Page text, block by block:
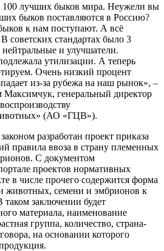
100 лучших быков мира. Неужели вы
быков поставляются в Россию?
к нам поступают. А всё
советских стандартах было 3
и улучшатели.
утилизации. А теперь
Очень низкий процент
из-за рубежа на наш рынок», –
генеральный директор
(АО «ГЦВ»).
разработан проект приказа
правила ввоза в страну племенных
С документом
проектов нормативных
в числе прочего содержится форма
животных, семени и эмбрионов к
заключении будет
материала, наименование
группа, количество, страна-
на основании которого